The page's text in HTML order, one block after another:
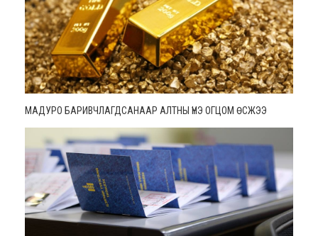
МАДУРО БАРИВЧЛАГДСАНААР АЛТНЫ ҮНЭ ОГЦОМ ӨСЖЭЭ